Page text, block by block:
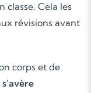
classe. Cela les
révisions avant
corps et de